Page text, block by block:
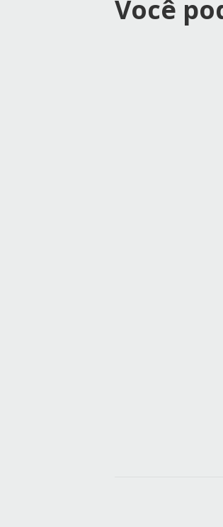
Você